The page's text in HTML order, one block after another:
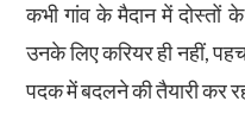
कभी गांव के मैदान में
उनके लिए करियर ही नहीं,
पदक में बदलने की तैयारी कर